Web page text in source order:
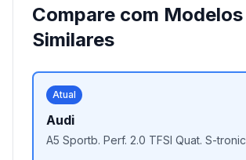
Compare com Modelos
Similares
Atual
Audi
A5 Sportb. Perf. 2.0 TFSI Quat. S-tronic